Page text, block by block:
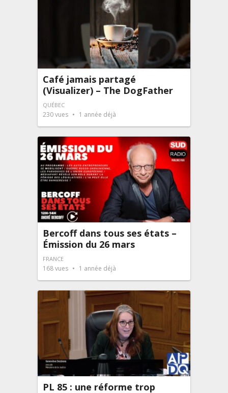
Café jamais partagé
(Visualizer) – The DogFather
QUÉBEC
230vues 1 année déjà
Bercoff dans tous ses états –
Émission du 26 mars
FRANCE
168vues 1 année déjà
PL 85 : une réforme trop